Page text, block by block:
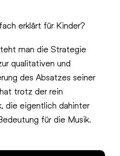
erklärt für Kinder?
man die Strategie
qualitativen und
des Absatzes seiner
hat trotz der rein
die eigentlich dahinter
für die Musik.